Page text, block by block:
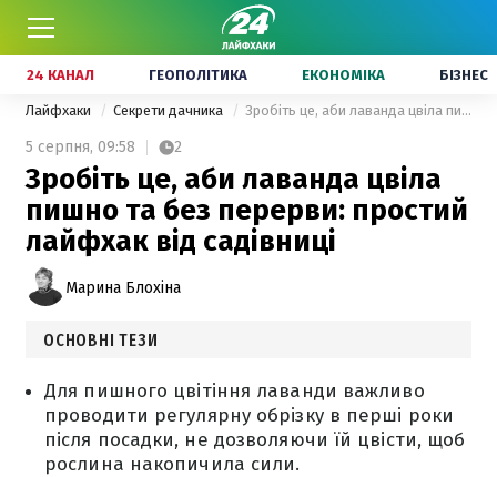
24 КАНАЛ ГЕОПОЛІТИКА ЕКОНОМІКА БІЗНЕС
Лайфхаки Секрети дачника Зробіть це, аби лаванда цвіла пишно та без перерви: простий лайфхак від садівниці
5 серпня, 09:58 2
Зробіть це, аби лаванда цвіла
пишно та без перерви: простий
лайфхак від садівниці
Марина Блохіна
ОСНОВНІ ТЕЗИ
Для пишного цвітіння лаванди важливо
проводити регулярну обрізку в перші роки
після посадки, не дозволяючи їй цвісти, щоб
рослина накопичила сили.